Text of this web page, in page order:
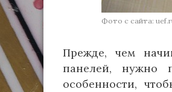
Фото с сайта:
Прежде, чем
панелей, нужно
особенности,